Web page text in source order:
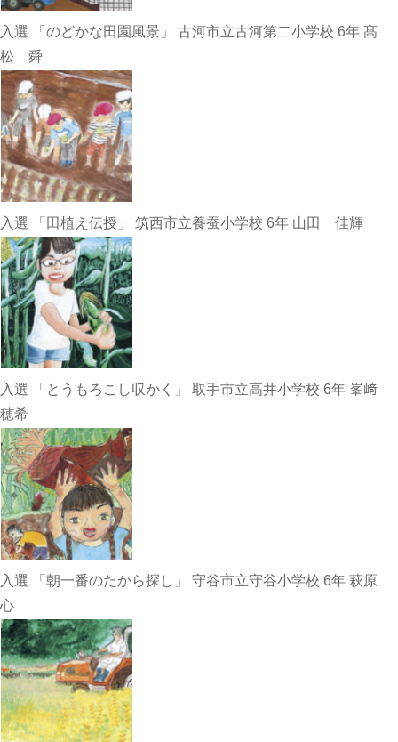
入選 「のどかな田園風景」 古河市立古河第二小学校 6年 髙
松 舜
入選 「田植え伝授」 筑西市立養蚕小学校 6年 山田 佳輝
入選 「とうもろこし収かく」 取手市立高井小学校 6年 峯﨑
穂希
入選 「朝一番のたから探し」 守谷市立守谷小学校 6年 萩原
心